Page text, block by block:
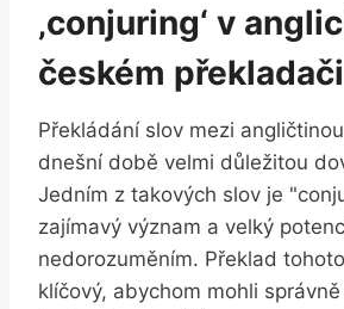
‚conjuring‘ v
českém překladači
Překládání slov mezi
dnešní době velmi důležitou
Jedním z takových slov je
zajímavý význam a velký
nedorozuměním. Překlad
klíčový, abychom mohli